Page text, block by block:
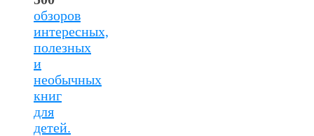
обзоров
интересных,
полезных
и
необычных
книг
для
детей.